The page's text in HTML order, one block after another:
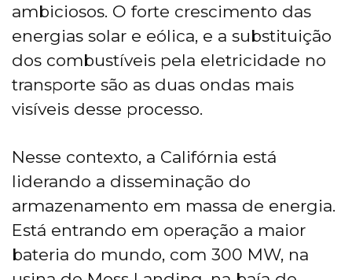
ambiciosos. O forte crescimento das
energias solar e eólica, e a substituição
dos combustíveis pela eletricidade no
transporte são as duas ondas mais
visíveis desse processo.
Nesse contexto, a Califórnia está
liderando a disseminação do
armazenamento em massa de energia.
Está entrando em operação a maior
bateria do mundo, com 300 MW, na